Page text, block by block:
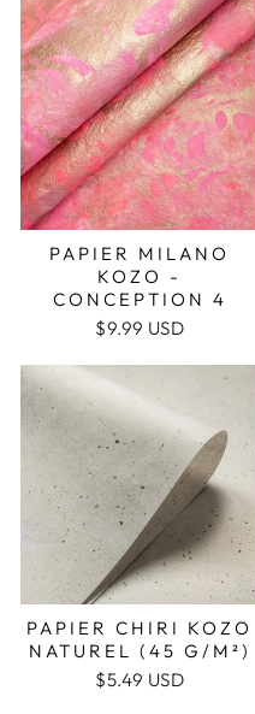
PAPIER MILANO
KOZO -
CONCEPTION 4
$9.99 USD
PAPIER CHIRI KOZO
NATUREL (45 G/M²)
$5.49 USD